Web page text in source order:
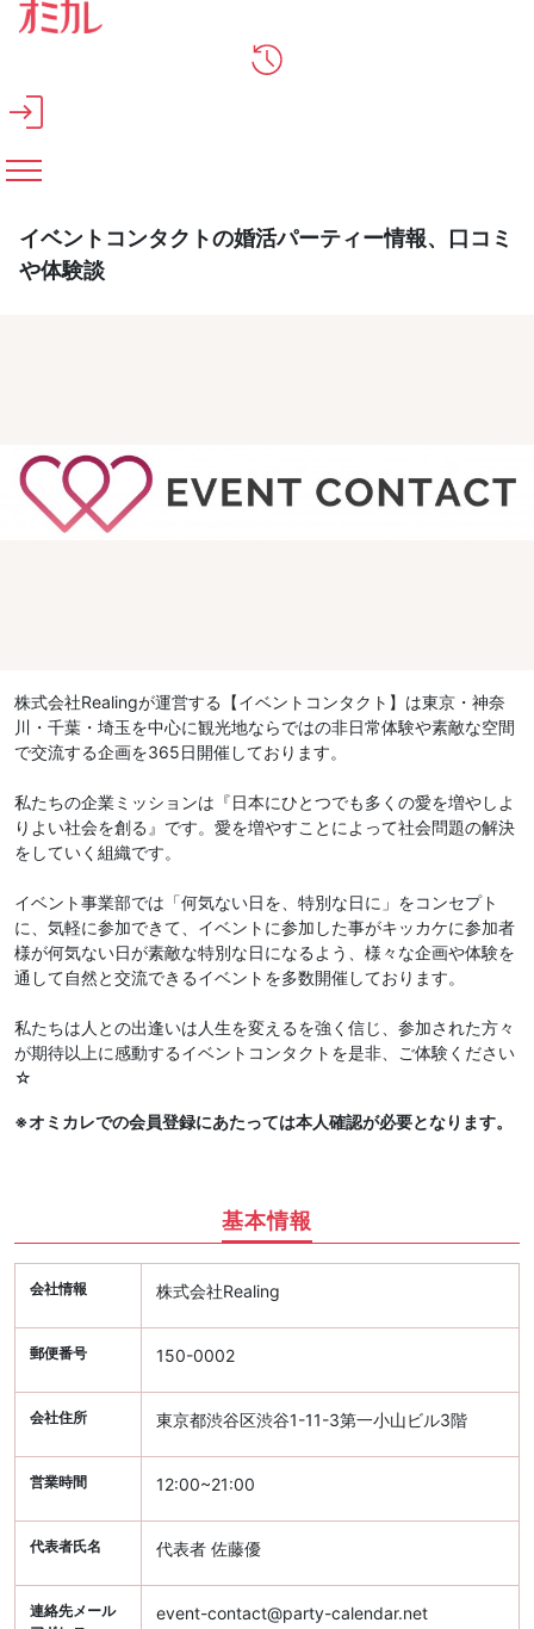
メインコンテンツへスキップ
イベントコンタクトの婚活パーティー情報、口コミ
や体験談
株式会社Realingが運営する【イベントコンタクト】は東京・神奈
川・千葉・埼玉を中心に観光地ならではの非日常体験や素敵な空間
で交流する企画を365日開催しております。
私たちの企業ミッションは『日本にひとつでも多くの愛を増やしよ
りよい社会を創る』です。愛を増やすことによって社会問題の解決
をしていく組織です。
イベント事業部では「何気ない日を、特別な日に」をコンセプト
に、気軽に参加できて、イベントに参加した事がキッカケに参加者
様が何気ない日が素敵な特別な日になるよう、様々な企画や体験を
通して自然と交流できるイベントを多数開催しております。
私たちは人との出逢いは人生を変えるを強く信じ、参加された方々
が期待以上に感動するイベントコンタクトを是非、ご体験ください
☆
※オミカレでの会員登録にあたっては本人確認が必要となります。
基本情報
会社情報 株式会社Realing
郵便番号 150-0002
会社住所 東京都渋谷区渋谷1-11-3第一小山ビル3階
営業時間 12:00~21:00
代表者氏名 代表者 佐藤優
連絡先メール
event-contact@party-calendar.net